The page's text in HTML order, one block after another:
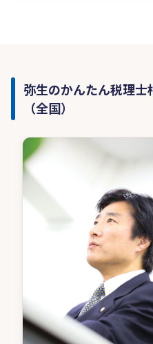
弥生のかんたん税理
（全国）